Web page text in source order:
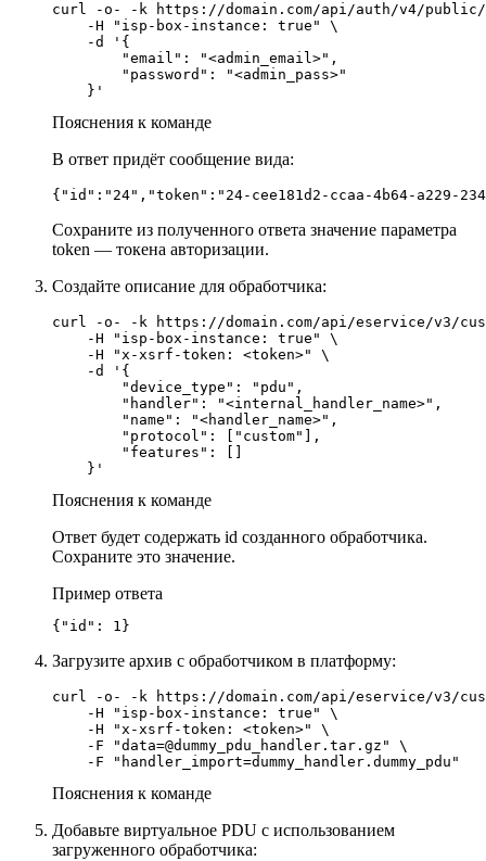
curl -o- -k https://domain.com/api/auth/v4/
    -H "isp-box-instance: true" \
    -d '{
        "email": "<admin_email>",
        "password": "<admin_pass>"
Пояснения к команде
В ответ придёт сообщение вида:
{"id":"24","token":"24-cee181d2-ccaa-4b64-a229-
Сохраните из полученного ответа значение параметра
token — токена авторизации.
Создайте описание для обработчика:
curl -o- -k https://domain.com/api/eservice/v3/
    -H "isp-box-instance: true" \
    -H "x-xsrf-token: <token>" \
    -d '{
        "device_type": "pdu",
        "handler": "<internal_handler_name>",
        "name": "<handler_name>",
        "protocol": ["custom"],
        "features": []
    }'
Пояснения к команде
Ответ будет содержать id созданного обработчика.
Сохраните это значение.
Пример ответа
{"id": 1}
Загрузите архив с обработчиком в платформу:
curl -o- -k https://domain.com/api/eservice/v3/
    -H "isp-box-instance: true" \
    -H "x-xsrf-token: <token>" \
    -F "data=@dummy_pdu_handler.tar.gz" \
    -F "handler_import=dummy_handler.dummy_pdu"
Пояснения к команде
Добавьте виртуальное PDU с использованием
загруженного обработчика: